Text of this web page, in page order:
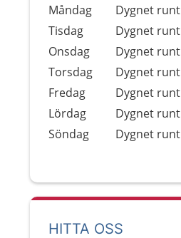
Dag
Öppettider
Kommentarer
Måndag
Dygnet runt
Tisdag
Dygnet runt
Onsdag
Dygnet runt
Torsdag
Dygnet runt
Fredag
Dygnet runt
Lördag
Dygnet runt
Söndag
Dygnet runt
HITTA OSS